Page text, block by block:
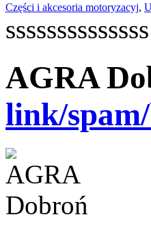
Części i akcesoria motoryzacyj,
ssssssssssssss
AGRA
link/